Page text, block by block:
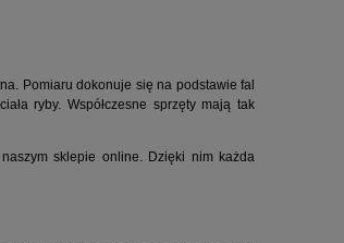
Pomiaru dokonuje się na podstawie fal
ryby. Współczesne sprzęty mają tak
sklepie online. Dzięki nim każda